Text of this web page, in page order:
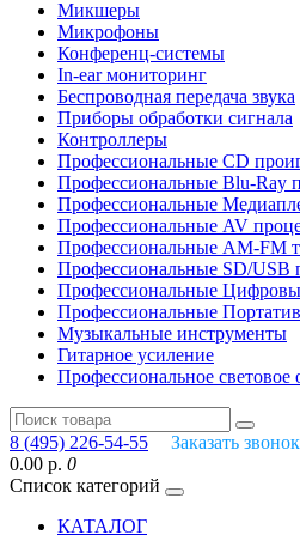
Микшеры
Микрофоны
Конференц-системы
In-ear мониторинг
Беспроводная передача звука
Приборы обработки сигнала
Контроллеры
Профессиональные СD
Профессиональные Blu-Ray
Профессиональные
Профессиональные AV
Профессиональные AM-FM
Профессиональные SD/USB
Профессиональные
Профессиональные
Музыкальные инструменты
Гитарное усиление
Профессиональное световое
8 (495) 226-54-55
Заказать звонок
0.00 р. 0
Список категорий
КАТАЛОГ